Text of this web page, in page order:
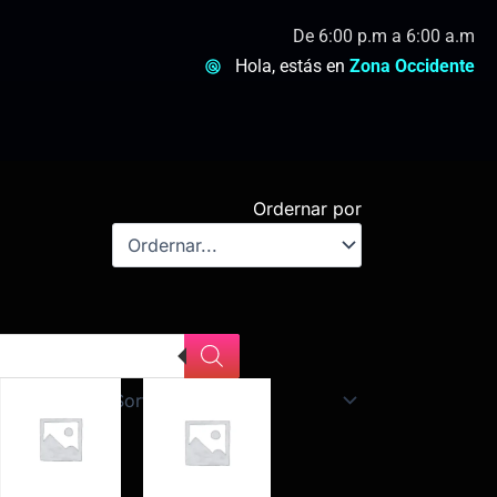
De 6:00 p.m a 6:00 a.m
Hola, estás en Zona Occidente
Ordernar por